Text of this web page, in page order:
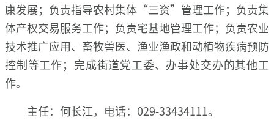
康发展；负责指导农村集体“三资”管理工作；负责集
体产权交易服务工作；负责宅基地管理工作；负责农业
技术推广应用、畜牧兽医、渔业渔政和动植物疾病预防
控制等工作；完成街道党工委、办事处交办的其他工
作。
主任：何长江，电话：029-33434111。